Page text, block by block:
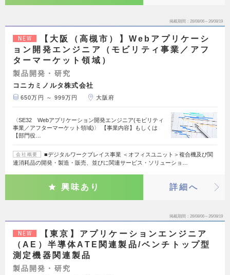
掲載期間 26/08/06～26/08/19
NEW
【大阪（高槻市）】Webアプリケーシ
ョン開発エンジニア（モビリティ事業／アフ
ターマーケット領域）
製品開発・研究
コニカミノルタ株式会社
650万円 ～ 999万円 大阪府
〈SE32 Webアプリケーション開発エンジニア(モビリティ
事業／アフターマーケット領域)〉 【事業内容】もしくは
【部門役…
会社概要
■デジタルワークプレイス事業 ＜オフィスユニット＞複合機及び関
連消耗品の開発・製造・販売、並びに関連サービス・ソリューショ…
興味あり 詳細へ
掲載期間 26/08/06～26/08/19
NEW
【東京】アプリケーションエンジニア
（AE）半導体ATE関連製品/ベンチトップ型
測定機器関連製品
製品開発・研究